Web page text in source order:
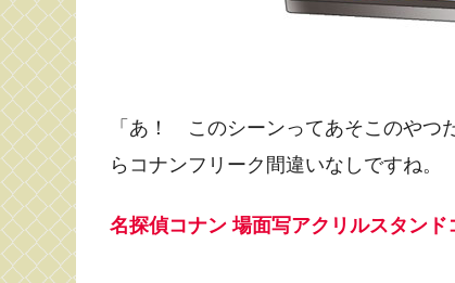
「あ！ このシーンってあそこのや
らコナンフリーク間違いなしですね。
名探偵コナン 場面写アクリルスタン